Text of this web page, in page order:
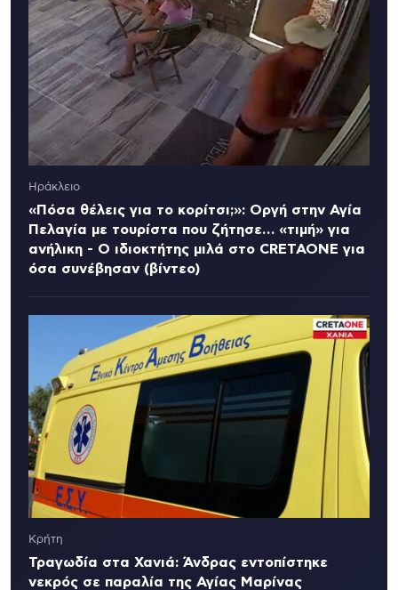
Ηράκλειο
«Πόσα θέλεις για το κορίτσι;»: Οργή στην Αγία
Πελαγία με τουρίστα που ζήτησε… «τιμή» για
ανήλικη - Ο ιδιοκτήτης μιλά στο CRETAONE για
όσα συνέβησαν (βίντεο)
Κρήτη
Τραγωδία στα Χανιά: Άνδρας εντοπίστηκε
νεκρός σε παραλία της Αγίας Μαρίνας